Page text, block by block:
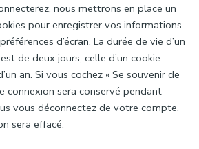
nous mettrons en place un
pour enregistrer vos informations
d’écran. La durée de vie d’un
de deux jours, celle d’un cookie
an. Si vous cochez « Se souvenir de
connexion sera conservé pendant
vous déconnectez de votre compte,
sera effacé.